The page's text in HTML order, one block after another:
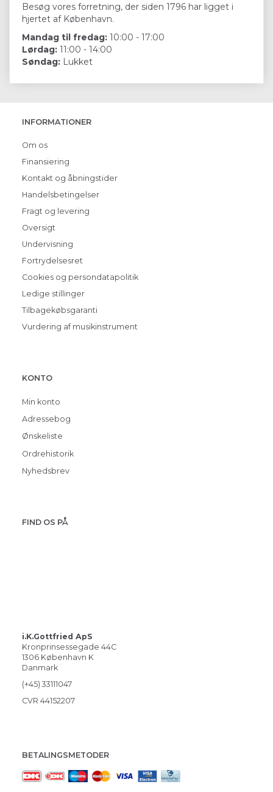
Besøg vores forretning, der siden 1796 har ligget i
hjertet af København.
Mandag til fredag: 10:00 - 17:00
Lørdag: 11:00 - 14:00
Søndag: Lukket
INFORMATIONER
Om os
Finansiering
Kontakt og åbningstider
Handelsbetingelser
Fragt og levering
Oversigt
Undervisning
Fortrydelsesret
Cookies og persondatapolitik
Ledige stillinger
Tilbagekøbsgaranti
Vurdering af musikinstrument
KONTO
Min konto
Adressebog
Ønskeliste
Ordrehistorik
Nyhedsbrev
FIND OS PÅ
i.K.Gottfried ApS
Kronprinsessegade 44C
1306 København K
Danmark
(+45) 33111047
CVR 44152207
BETALINGSMETODER